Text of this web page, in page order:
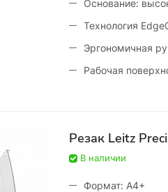
Основание:
Технология
Эргономичная
Рабочая
Резак Leitz
В наличии
Формат: А4+